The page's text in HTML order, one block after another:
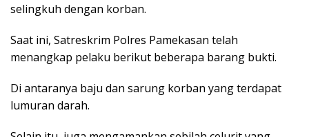
selingkuh dengan korban.
Saat ini, Satreskrim Polres Pamekasan telah
menangkap pelaku berikut beberapa barang bukti.
Di antaranya baju dan sarung korban yang terdapat
lumuran darah.